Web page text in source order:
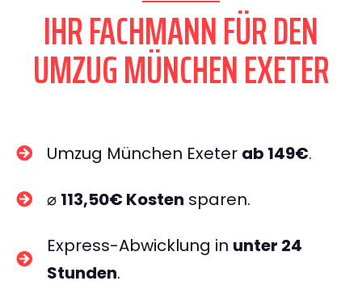
IHR FACHMANN FÜR DEN
UMZUG MÜNCHEN EXETER
Umzug München Exeter ab 149€.
⌀ 113,50€ Kosten sparen.
Express-Abwicklung in unter 24
Stunden.